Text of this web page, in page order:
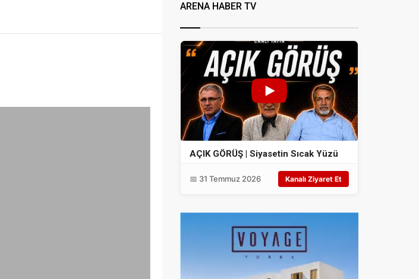
ARENA HABER TV
AÇIK GÖRÜŞ | Siyasetin Sıcak Yüzü
📅 31 Temmuz 2026 Kanalı Ziyaret Et